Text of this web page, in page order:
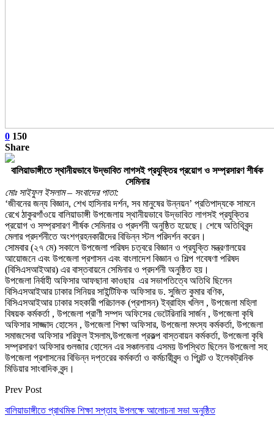
0 150
Share
বালিয়াডাঙ্গীতে স্থানীয়ভাবে উদ্ভাবিত লাগসই প্রযুক্তির প্রয়োগ ও সম্প্রসারণ শীর্ষক
সেমিনার
মোঃ সাইফুল ইসলাম – সংবাদের পাতা:
‘জীবনের জন্য বিজ্ঞান, শেখ হাসিনার দর্শন, সব মানুষের উন্নয়ন’ প্রতিপাদ্যকে সামনে
রেখে ঠাকুরগাঁওয়ে বালিয়াডাঙ্গী উপজেলায় স্থানীয়ভাবে উদ্ভাবিত লাগসই প্রযুক্তির
প্রয়োগ ও সম্প্রসারণ শীর্ষক সেমিনার ও প্রদর্শনী অনুষ্ঠিত হয়েছে। শেষে অতিথিবৃন্দ
মেলার প্রদর্শনীতে অংশগ্রহনকারীদের বিভিন্ন স্টল পরিদর্শন করেন।
সোমবার (২৭ মে) সকালে উপজেলা পরিষদ চত্বরে বিজ্ঞান ও প্রযুক্তি মন্ত্রণালয়ের
আয়োজনে এবং উপজেলা প্রশাসন এবং বাংলাদেশ বিজ্ঞান ও শিল্প গবেষণা পরিষদ
(বিসিএসআইআর) এর বাস্তবায়নে সেমিনার ও প্রদর্শনী অনুষ্ঠিত হয়।
উপজেলা নির্বাহী অফিসার আফছানা কাওছার এর সভাপতিত্বে অতিথি ছিলেন
বিসিএসআইআর ঢাকার সিনিয়র সাইন্টিফিক অফিসার ড. সুজিত কুমার বণিক,
বিসিএসআইআর ঢাকার সহকারী পরিচালক (প্রশাসন) ইব্রাহিম খলিল , উপজেলা মহিলা
বিষয়ক কর্মকর্তা , উপজেলা প্রাণী সম্পদ অফিসের ভেটেরিনারি সার্জন , উপজেলা কৃষি
অফিসার সাজ্জাদ হোসেন , উপজেলা শিক্ষা অফিসার, উপজেলা মৎস্য কর্মকর্তা, উপজেলা
সমাজসেবা অফিসার শরিফুল ইসলাম,উপজেলা প্রকল্প বাস্তবায়ন কর্মকর্তা, উপজেলা কৃষি
সম্প্রসারণ অফিসার গুলজার হোসেন এর সঞ্চালনায় এসময় উপস্থিত ছিলেন উপজেলা সহ
উপজেলা প্রশাসনের বিভিন্ন দপ্তরের কর্মকর্তা ও কর্মচারীবৃন্দ ও প্রিন্ট ও ইলেকট্রনিক
মিডিয়ার সাংবাদিক বৃন্দ।
Prev Post
বালিয়াডাঙ্গীতে প্রাথমিক শিক্ষা সপ্তাহ উপলক্ষে আলোচনা সভা অনুষ্ঠিত